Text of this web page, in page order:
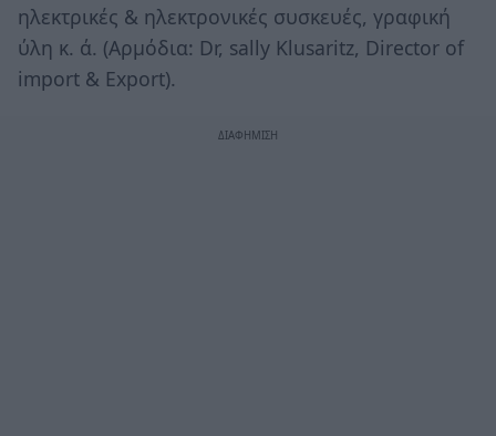
ηλεκτρικές & ηλεκτρονικές συσκευές, γραφική
ύλη κ. ά. (Αρμόδια: Dr, sally Klusaritz, Director of
import & Export).